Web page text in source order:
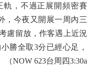
軌，不過正展開頻密賽
，今夜又開展一周內三
慮留放，作客遇上近況
勝全取3分已經心足，
NOW 623台周四3:30a